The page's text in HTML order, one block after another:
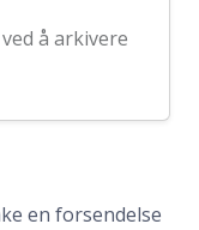
å arkivere
en forsendelse